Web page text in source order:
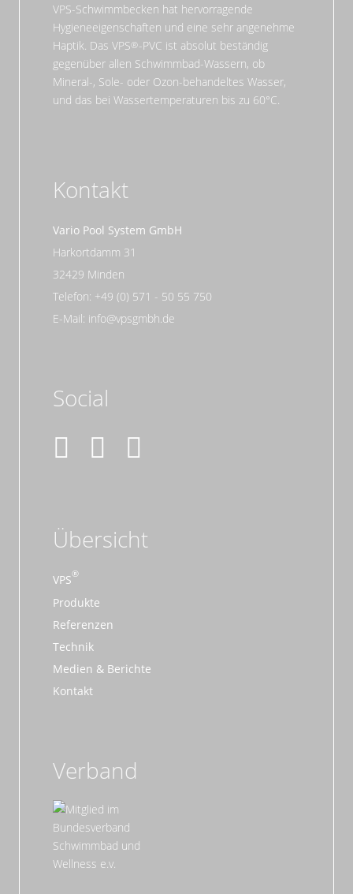
VPS-Schwimmbecken hat hervorragende
Hygieneeigenschaften und eine sehr angenehme
Haptik. Das VPS
-PVC ist absolut beständig
gegenüber allen Schwimmbad-Wassern, ob
Mineral-, Sole- oder Ozon-behandeltes Wasser,
und das bei Wassertemperaturen bis zu 60°C.
Kontakt
Vario Pool System GmbH
Harkortdamm 31
32429 Minden
Telefon: +49 (0) 571 - 50 55 750
E-Mail: info@vpsgmbh.de
Social
Übersicht
VPS
Produkte
Referenzen
Technik
Medien & Berichte
Kontakt
Verband